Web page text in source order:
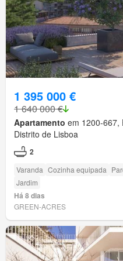
1 395 000 €
1 640 000 €
Apartamento em 1200-667,
Distrito de Lisboa
2
Varanda Cozinha equipada
Jardim
Há 8 dias
GREEN-ACRES